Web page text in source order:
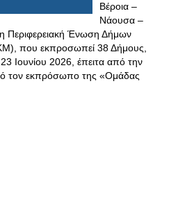
Βέροια –
Νάουσα –
Περιφερειακή Ένωση Δήμων
που εκπροσωπεί 38 Δήμους,
Ιουνίου 2026, έπειτα από την
τον εκπρόσωπο της «Ομάδας